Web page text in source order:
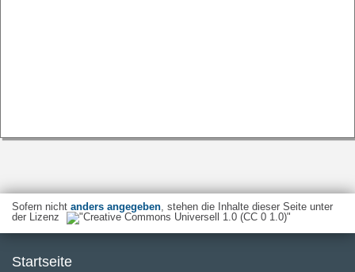
Sofern nicht anders angegeben, stehen die Inhalte dieser Seite unter
der Lizenz
Startseite